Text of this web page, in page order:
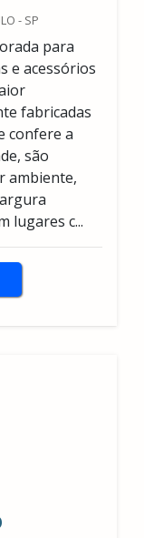
- SP
para
e acessórios
fabricadas
confere a
são
ambiente,
lugares c...